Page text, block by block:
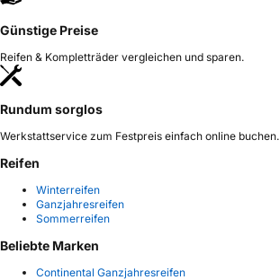
Günstige Preise
Reifen & Kompletträder vergleichen und sparen.
Rundum sorglos
Werkstattservice zum Festpreis einfach online buchen.
Reifen
Winterreifen
Ganzjahresreifen
Sommerreifen
Beliebte Marken
Continental Ganzjahresreifen